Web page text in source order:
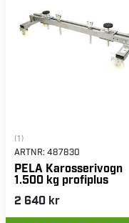
(1)
ARTNR: 487830
PELA Karosserivogn
1.500 kg profiplus
2 640 kr